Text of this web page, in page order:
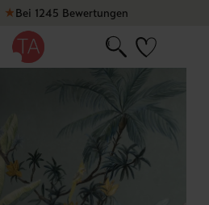
★Bei 1245 Bewertungen